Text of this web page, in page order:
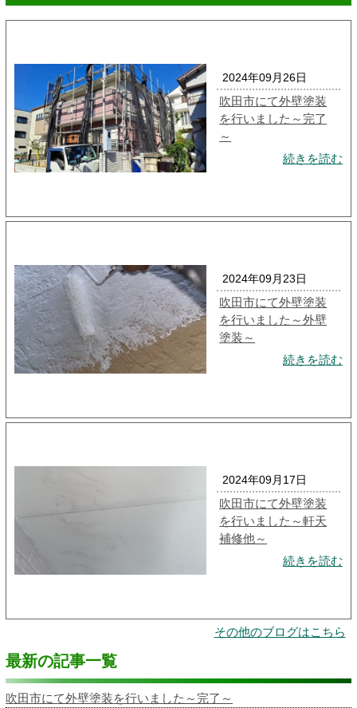
2024年09月26日
吹田市にて外壁塗装
を行いました～完了
～
続きを読む
2024年09月23日
吹田市にて外壁塗装
を行いました～外壁
塗装～
続きを読む
2024年09月17日
吹田市にて外壁塗装
を行いました～軒天
補修他～
続きを読む
その他のブログはこちら
最新の記事一覧
吹田市にて外壁塗装を行いました～完了～